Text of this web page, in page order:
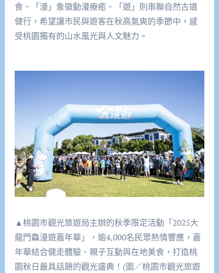
食、「漫」象徵動漫療癒、「遊」則串聯自然古道
健行，希望讓市民與遊客在秋高氣爽的季節中，感
受桃園獨有的山水風光與人文魅力。
▲桃園市觀光旅遊局主辦的秋季限定活動「2025大
龍門鱻漫遊嘉年華」，逾4,000名民眾熱情響應，嘉
年華結合健走體驗、親子互動與在地美食，打造桃
園秋日最具話題的觀光盛典！(圖／桃園市觀光旅遊